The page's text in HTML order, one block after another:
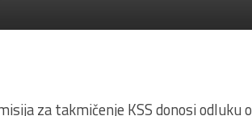
za takmičenje KSS donosi odluku o